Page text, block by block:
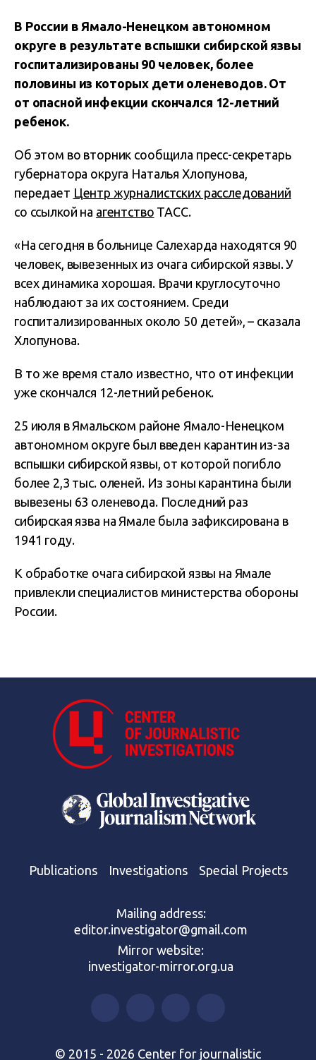
В России в Ямало-Ненецком автономном
округе в результате вспышки сибирской язвы
госпитализированы 90 человек, более
половины из которых дети оленеводов. От
от опасной инфекции скончался 12-летний
ребенок.
Об этом во вторник сообщила пресс-секретарь
губернатора округа Наталья Хлопунова,
передает Центр журналистских расследований
со ссылкой на агентство ТАСС.
«На сегодня в больнице Салехарда находятся 90
человек, вывезенных из очага сибирской язвы. У
всех динамика хорошая. Врачи круглосуточно
наблюдают за их состоянием. Среди
госпитализированных около 50 детей», – сказала
Хлопунова.
В то же время стало известно, что от инфекции
уже скончался 12-летний ребенок.
25 июля в Ямальском районе Ямало-Ненецком
автономном округе был введен карантин из-за
вспышки сибирской язвы, от которой погибло
более 2,3 тыс. оленей. Из зоны карантина были
вывезены 63 оленевода. Последний раз
сибирская язва на Ямале была зафиксирована в
1941 году.
К обработке очага сибирской язвы на Ямале
привлекли специалистов министерства обороны
России.
Publications Investigations Special Projects
Mailing address:
editor.investigator@gmail.com
Mirror website:
investigator-mirror.org.ua
© 2015 - 2026 Center for journalistic